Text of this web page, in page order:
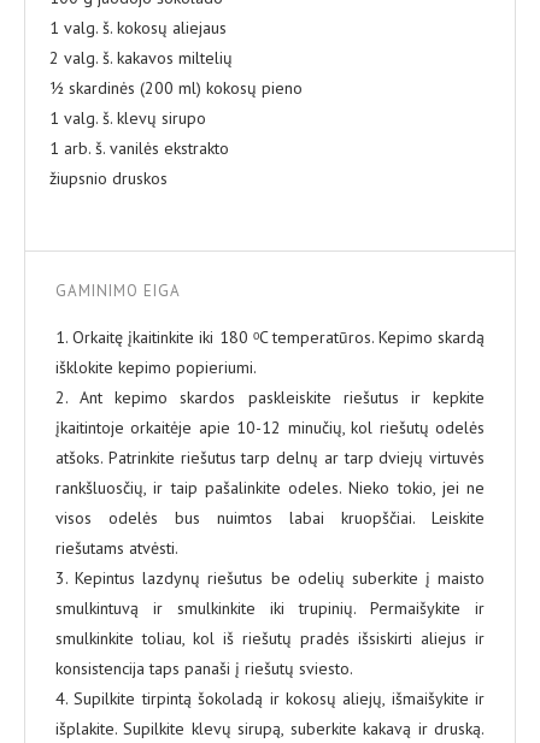
1 valg. š. kokosų aliejaus
2 valg. š. kakavos miltelių
½ skardinės (200 ml) kokosų pieno
1 valg. š. klevų sirupo
1 arb. š. vanilės ekstrakto
žiupsnio druskos
GAMINIMO EIGA
1. Orkaitę įkaitinkite iki 180 ᵒC temperatūros. Kepimo skardą
išklokite kepimo popieriumi.
2. Ant kepimo skardos paskleiskite riešutus ir kepkite
įkaitintoje orkaitėje apie 10-12 minučių, kol riešutų odelės
atšoks. Patrinkite riešutus tarp delnų ar tarp dviejų virtuvės
rankšluosčių, ir taip pašalinkite odeles. Nieko tokio, jei ne
visos odelės bus nuimtos labai kruopščiai. Leiskite
riešutams atvėsti.
3. Kepintus lazdynų riešutus be odelių suberkite į maisto
smulkintuvą ir smulkinkite iki trupinių. Permaišykite ir
smulkinkite toliau, kol iš riešutų pradės išsiskirti aliejus ir
konsistencija taps panaši į riešutų sviesto.
4. Supilkite tirpintą šokoladą ir kokosų aliejų, išmaišykite ir
išplakite. Supilkite klevų sirupą, suberkite kakavą ir druską.